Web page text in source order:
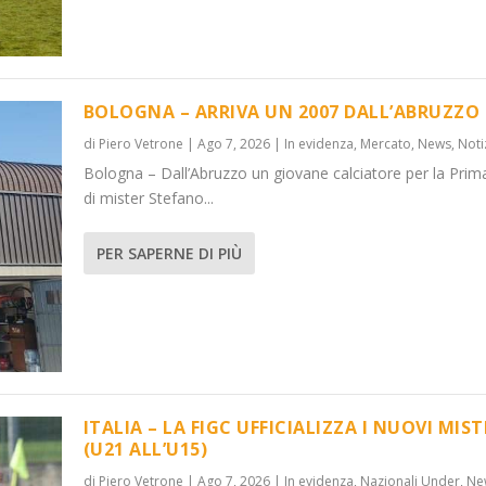
,Notizie
MISTER...
,News
BOLOGNA – ARRIVA UN 2007 DALL’ABRUZZO
di Piero Vetrone | Ago 7, 2026| In evidenza, Mercato, News,
Bologna – Dall’Abruzzo un giovane calciatore per la
di mister Stefano...
PER SAPERNE DI PIÙ
ITALIA – LA FIGC UFFICIALIZZA I NUOVI
(U21 ALL’U15)
di Piero Vetrone | Ago 7, 2026| In evidenza, Nazionali Under,